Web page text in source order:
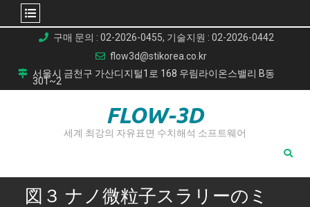
content
구매 문의 : 02-2026-0455, 기술지원 : 02-2026-0442
flow3d@stikorea.co.kr
서울시 금천구 가산디지털1로 168 우림라이온스밸리 B동
301~2
FLOW-3D
세계 최강의 자유표면 수치해석 소프트웨어
図３ ナノ微粒子スラリーのミ